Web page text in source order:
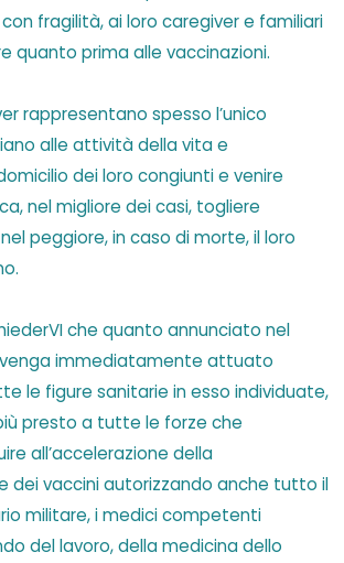
fragilità, ai loro caregiver e familiari
quanto prima alle vaccinazioni.
rappresentano spesso l’unico
alle attività della vita e
dei loro congiunti e venire
nel migliore dei casi, togliere
peggiore, in caso di morte, il loro
che quanto annunciato nel
immediatamente attuato
le figure sanitarie in esso individuate,
presto a tutte le forze che
all’accelerazione della
dei vaccini autorizzando anche tutto il
militare, i medici competenti
del lavoro, della medicina dello